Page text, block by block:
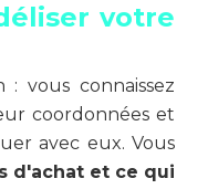
votre
: vous connaissez
coordonnées et
avec eux. Vous
d'achat et ce qui